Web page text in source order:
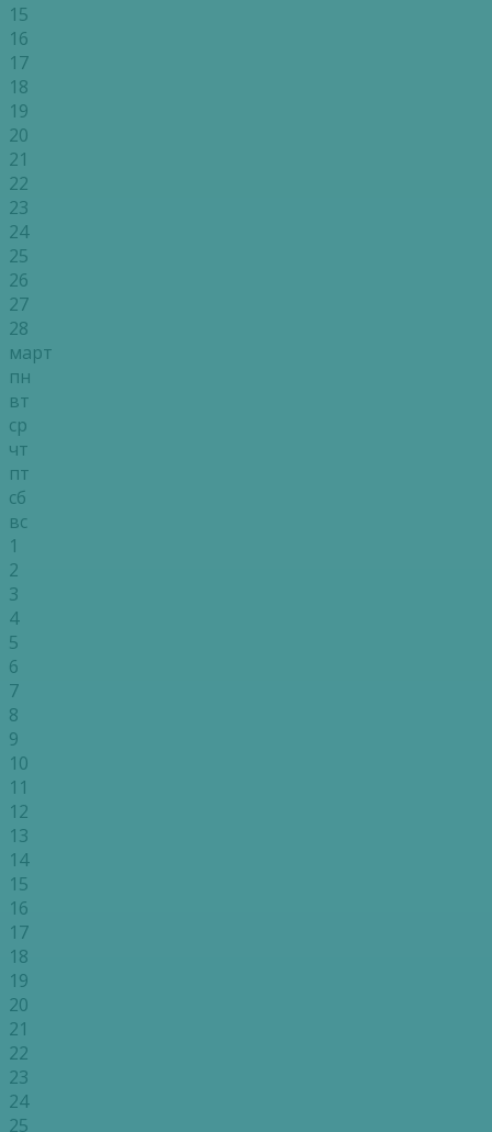
15
16
17
18
19
20
21
22
23
24
25
26
27
28
март
пн
вт
ср
чт
пт
сб
вс
1
2
3
4
5
6
7
8
9
10
11
12
13
14
15
16
17
18
19
20
21
22
23
24
25